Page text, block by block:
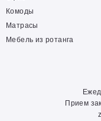
Комоды
Матрасы
Мебель из ротанга
Прием